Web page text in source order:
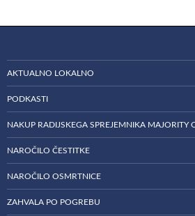
AKTUALNO LOKALNO
PODKASTI
NAKUP RADIJSKEGA SPREJEMNIKA MAJORITY
NAROČILO ČESTITKE
NAROČILO OSMRTNICE
ZAHVALA PO POGREBU